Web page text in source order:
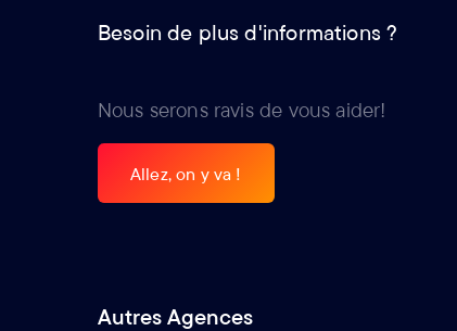
Besoin de plus d'informations ?
Nous serons ravis de vous aider!
Allez, on y va !
Autres Agences